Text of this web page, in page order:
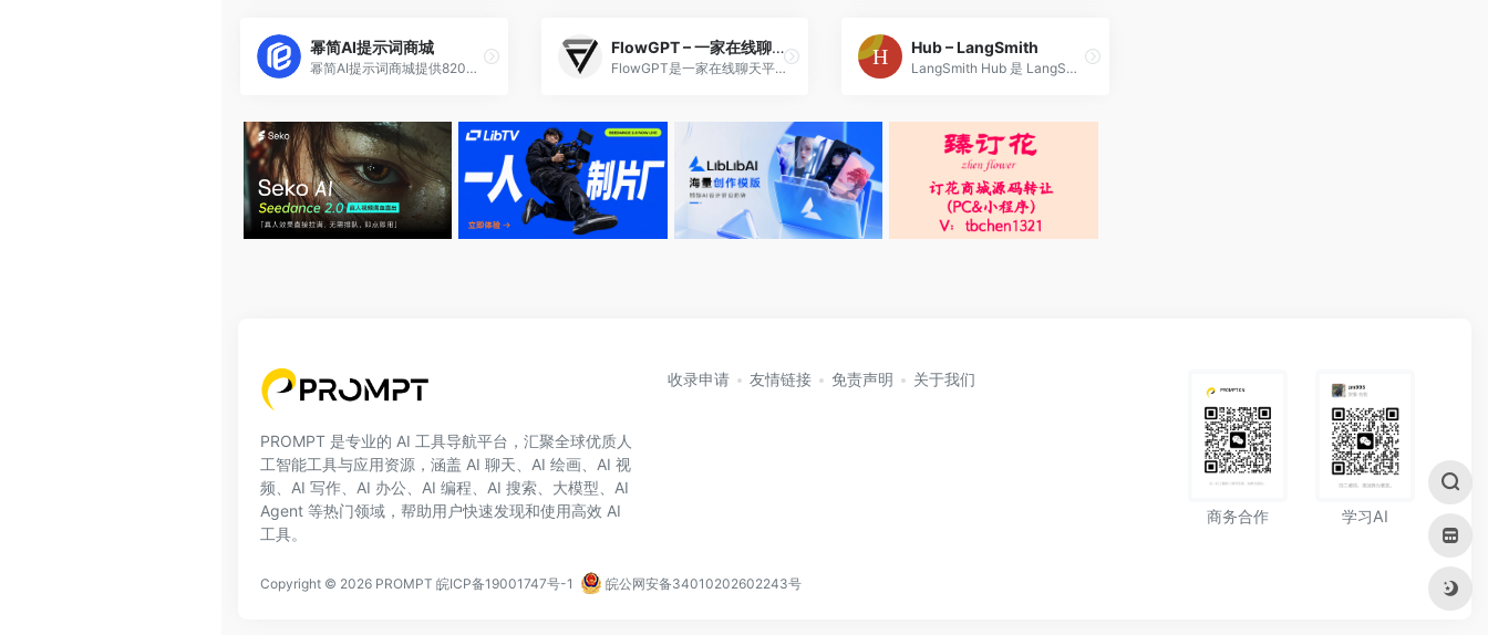
幂简AI提示词商城
幂简AI提示词商城提供8200+优质提示词模板，支持变量自定义，一键生成高质量Prompt。免费试用，满意再购买！还可将提示词发布为API或AI Agent，提升工作效率。
FlowGPT – 一家在线聊天平台服务商
FlowGPT是一家在线聊天平台服务商，基于ChatGPT的在线聊天平台，不仅提供了一个与人工智能对话的机会，还汇集了众多ChatGPT用户分享的有趣、实用、创意的对话模板提示词。
Hub – LangSmith
LangSmith Hub 是 LangSmith 平台内统一管理提示词（Prompts）与智能体上下文（Agent Context）的中心化组件，通过版本控制、环境标签与团队协作能力，将提示词与上下文文件从零散的代码片段升级为可复用、可追溯、可协作的一级资产。
PROMPT 是专业的 AI 工具导航平台，汇聚全球优质人
工智能工具与应用资源，涵盖 AI 聊天、AI 绘画、AI 视
频、AI 写作、AI 办公、AI 编程、AI 搜索、大模型、AI
Agent 等热门领域，帮助用户快速发现和使用高效 AI
工具。
收录申请 友情链接 免责声明 关于我们
商务合作 学习AI
Copyright © 2026 PROMPT 皖ICP备19001747号-1 皖公网安备34010202602243号